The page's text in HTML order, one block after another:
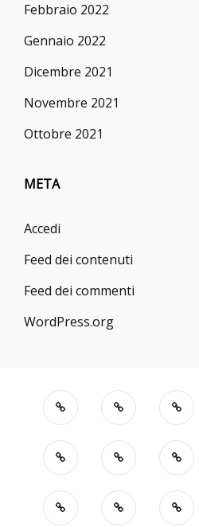
Febbraio 2022
Gennaio 2022
Dicembre 2021
Novembre 2021
Ottobre 2021
META
Accedi
Feed dei contenuti
Feed dei commenti
WordPress.org